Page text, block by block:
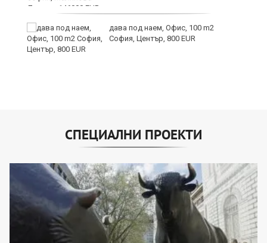
дава под наем, Офис, 100 m2
София, Център, 800 EUR
СПЕЦИАЛНИ ПРОЕКТИ